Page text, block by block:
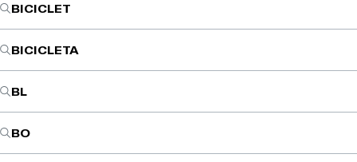
BICICLET
BICICLETA
BL
BO